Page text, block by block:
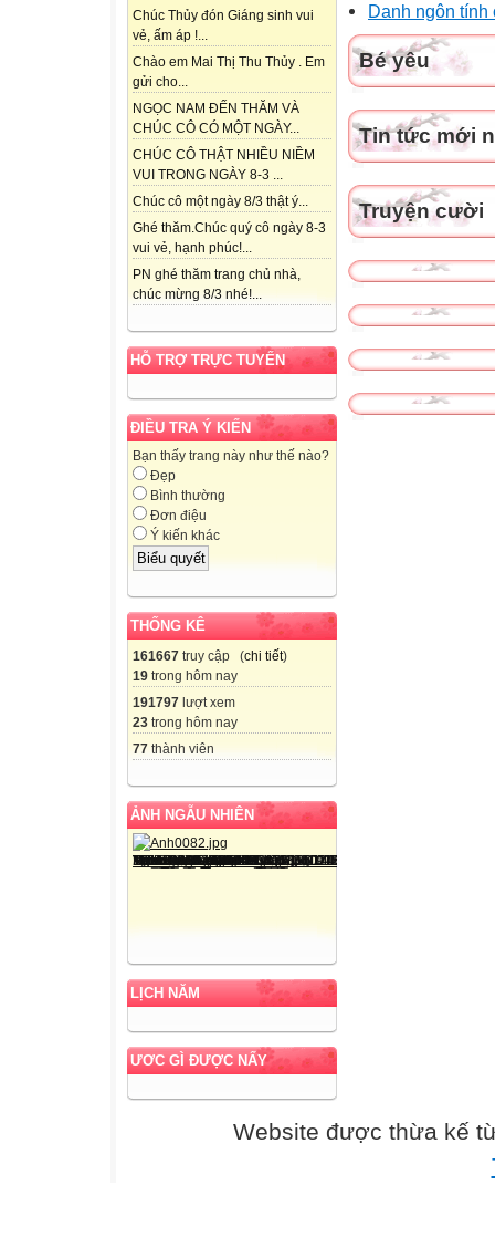
Chúc Thủy đón Giáng sinh vui
vẻ, ấm áp !...
Chào em Mai Thị Thu Thủy . Em
gửi cho...
NGỌC NAM ĐẾN THĂM VÀ
CHÚC CÔ CÓ MỘT NGÀY...
CHÚC CÔ THẬT NHIỀU NIỀM
VUI TRONG NGÀY 8-3 ...
Chúc cô một ngày 8/3 thật ý...
Ghé thăm.Chúc quý cô ngày 8-3
vui vẻ, hạnh phúc!...
PN ghé thăm trang chủ nhà,
chúc mừng 8/3 nhé!...
HỖ TRỢ TRỰC TUYẾN
ĐIỀU TRA Ý KIẾN
Bạn thấy trang này như thế nào?
Đẹp
Bình thường
Đơn điệu
Ý kiến khác
THỐNG KÊ
161667 truy cập (chi tiết)
19 trong hôm nay
191797 lượt xem
23 trong hôm nay
77 thành viên
ẢNH NGẪU NHIÊN
LỊCH NĂM
ƯƠC GÌ ĐƯỢC NẤY
Danh ngôn tính
Bé yêu
Tin tức mới
Truyện cười
Website được thừa kế